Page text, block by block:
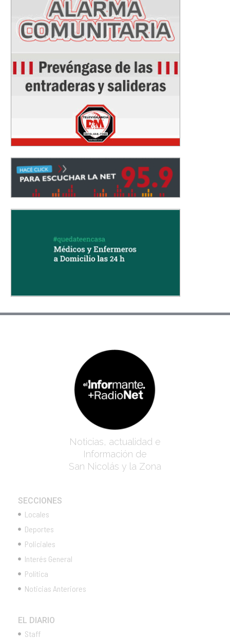
Noticias, actualidad e
Información de
San Nicolás y la Zona
SECCIONES
Locales
Deportes
Policiales
Interés General
Política
Noticias Anteriores
EL DIARIO
Staff